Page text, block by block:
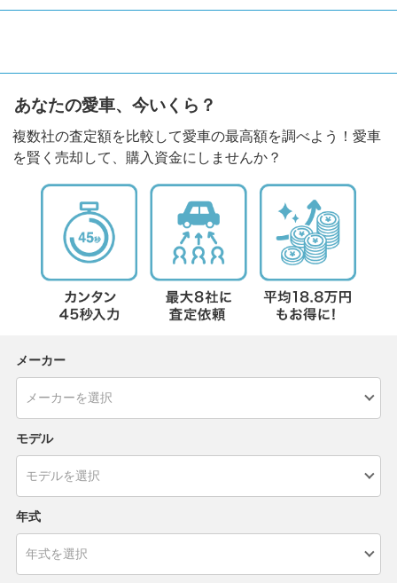
あなたの愛車、今いくら？
複数社の査定額を比較して愛車の最高額を調べよう！愛車
を賢く売却して、購入資金にしませんか？
メーカー
モデル
年式